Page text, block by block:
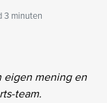
3 minuten
eigen mening en
team.